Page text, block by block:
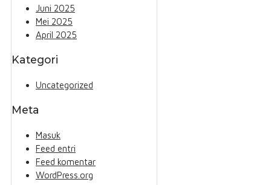
Juni 2025
Mei 2025
April 2025
Kategori
Uncategorized
Meta
Masuk
Feed entri
Feed komentar
WordPress.org